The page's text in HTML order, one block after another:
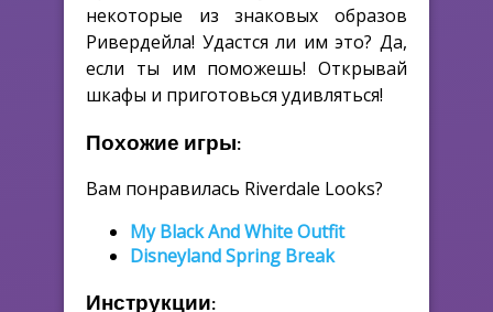
некоторые из знаковых образов
Ривердейла! Удастся ли им это? Да,
если ты им поможешь! Открывай
шкафы и приготовься удивляться!
Похожие игры:
Вам понравилась Riverdale Looks?
My Black And White Outfit
Disneyland Spring Break
Инструкции: